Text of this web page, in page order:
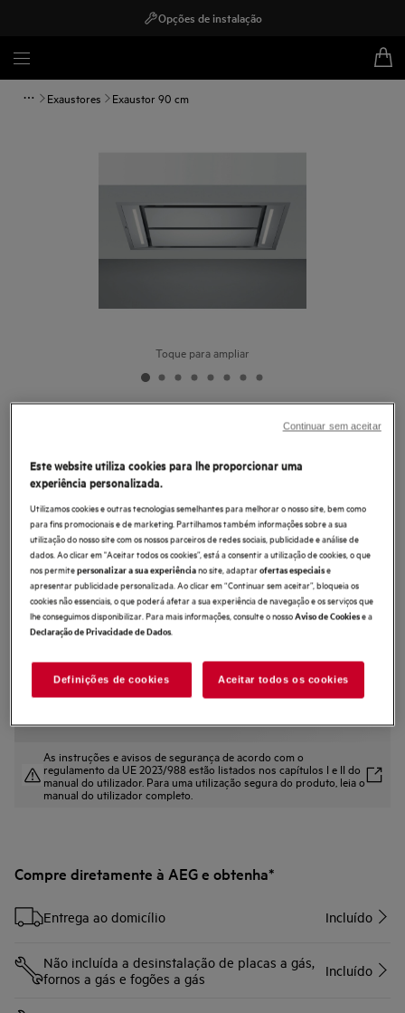
Opções de instalação
Exaustores Exaustor 90 cm
Toque para ampliar
dB(A)
Ficha de informação do produto
Benefícios
Tecnologia inovadora que mantém o ruído do exaustor no mínimo.
SilenceTech remove odores de cozinha com o mínimo de ruído
Iluminação perfeita – iluminação ajustável para máxima visibilidade da
placa.
As instruções e avisos de segurança de acordo com o
regulamento da UE 2023/988 estão listados nos capítulos I e II do
manual do utilizador. Para uma utilização segura do produto, leia o
manual do utilizador completo.
Compre diretamente à AEG e obtenha*
Entrega ao domicílio Incluído
Não incluída a desinstalação de placas a gás,
fornos a gás e fogões a gás
Incluído
Este website utiliza cookies para lhe proporcionar uma
experiência personalizada.
Utilizamos cookies e outras tecnologias semelhantes para melhorar o nosso site, bem como
para fins promocionais e de marketing. Partilhamos também informações sobre a sua
utilização do nosso site com os nossos parceiros de redes sociais, publicidade e análise de
dados. Ao clicar em "Aceitar todos os cookies”, está a consentir a utilização de cookies, o que
nos permitepersonalizar a sua experiênciano site, adaptarofertas especiaise
apresentar publicidade personalizada. Ao clicar em “Continuar sem aceitar”, bloqueia os
cookies não essenciais, o que poderá afetar a sua experiência de navegação e os serviços que
lhe conseguimos disponibilizar. Para mais informações, consulte o nossoAviso de Cookiese a
Declaração de Privacidade de Dados.
Definições de cookies Aceitar todos os cookies
Continuar sem aceitar